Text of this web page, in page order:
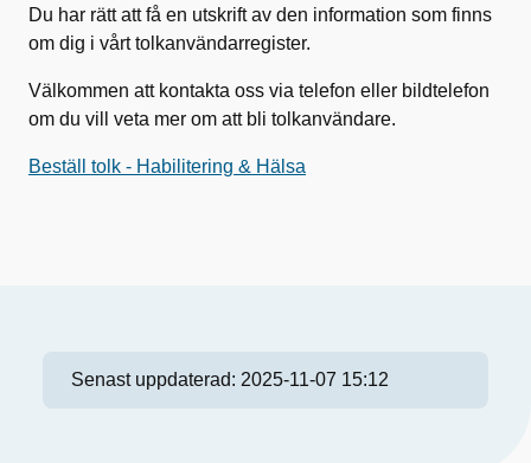
Du har rätt att få en utskrift av den information som finns
om dig i vårt tolkanvändarregister.
Välkommen att kontakta oss via telefon eller bildtelefon
om du vill veta mer om att bli tolkanvändare.
Beställ tolk - Habilitering & Hälsa
Senast uppdaterad: 2025-11-07 15:12